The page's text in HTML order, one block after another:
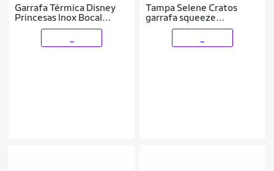
Garrafa Térmica Disney
Princesas Inox Bocal
Duplo 500ML
Tampa Selene Cratos
garrafa squeeze
caramanholas